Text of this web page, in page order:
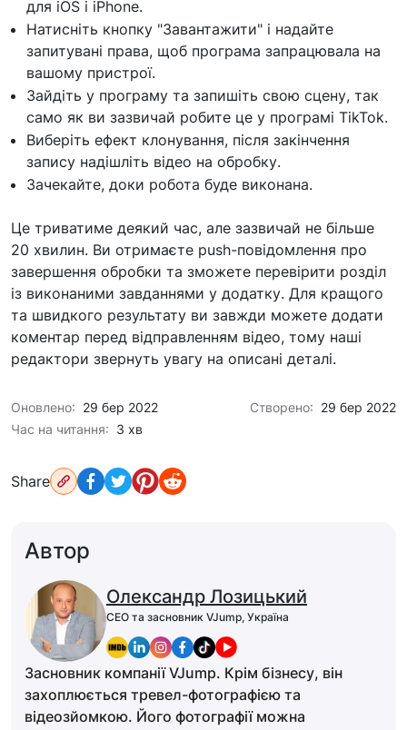
для iOS і iPhone.
Натисніть кнопку "Завантажити" і надайте
запитувані права, щоб програма запрацювала на
вашому пристрої.
Зайдіть у програму та запишіть свою сцену, так
само як ви зазвичай робите це у програмі TikTok.
Виберіть ефект клонування, після закінчення
запису надішліть відео на обробку.
Зачекайте, доки робота буде виконана.
Це триватиме деякий час, але зазвичай не більше
20 хвилин. Ви отримаєте push-повідомлення про
завершення обробки та зможете перевірити розділ
із виконаними завданнями у додатку. Для кращого
та швидкого результату ви завжди можете додати
коментар перед відправленням відео, тому наші
редактори звернуть увагу на описані деталі.
Оновлено: 29 бер 2022 Створено: 29 бер 2022
Час на читання: 3 хв
Share
Автор
Олександр Лозицький
CEO та засновник VJump, Україна
Засновник компанії VJump. Крім бізнесу, він
захоплюється тревел-фотографією та
відеозйомкою. Його фотографії можна